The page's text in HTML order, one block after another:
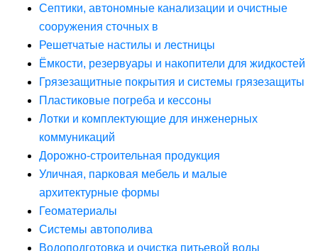
Септики, автономные канализации и очистные
сооружения сточных в
Решетчатые настилы и лестницы
Ёмкости, резервуары и накопители для жидкостей
Грязезащитные покрытия и системы грязезащиты
Пластиковые погреба и кессоны
Лотки и комплектующие для инженерных
коммуникаций
Дорожно-строительная продукция
Уличная, парковая мебель и малые
архитектурные формы
Геоматериалы
Системы автополива
Водоподготовка и очистка питьевой воды